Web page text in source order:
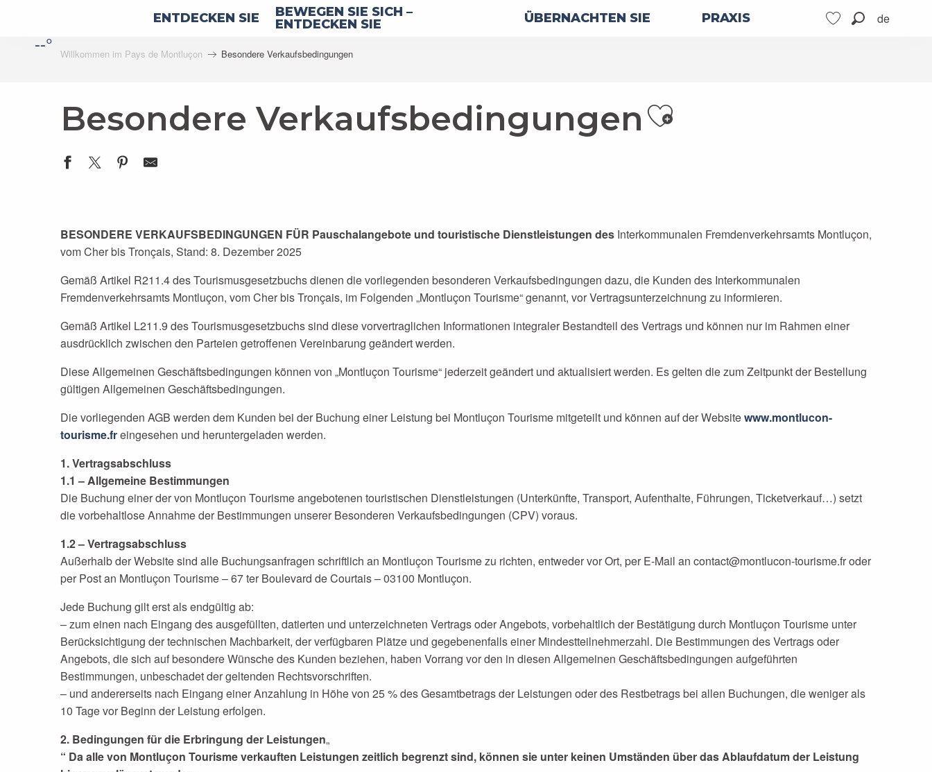
contenu
de
--°
ENTDECKEN SIE
BEWEGEN SIE SICH –
ENTDECKEN SIE
ÜBERNACHTEN SIE PRAXIS
Willkommen im Pays de Montluçon Besondere Verkaufsbedingungen
Besondere VerkaufsbedingungenAjouter aux
BESONDERE VERKAUFSBEDINGUNGEN FÜR Pauschalangebote und touristische Dienstleistungen des Interkommunalen Fremdenverkehrsamts Montluçon,
vom Cher bis Tronçais, Stand: 8. Dezember 2025
Gemäß Artikel R211.4 des Tourismusgesetzbuchs dienen die vorliegenden besonderen Verkaufsbedingungen dazu, die Kunden des Interkommunalen
Fremdenverkehrsamts Montluçon, vom Cher bis Tronçais, im Folgenden „Montluçon Tourisme“ genannt, vor Vertragsunterzeichnung zu informieren.
Gemäß Artikel L211.9 des Tourismusgesetzbuchs sind diese vorvertraglichen Informationen integraler Bestandteil des Vertrags und können nur im Rahmen einer
ausdrücklich zwischen den Parteien getroffenen Vereinbarung geändert werden.
Diese Allgemeinen Geschäftsbedingungen können von „Montluçon Tourisme“ jederzeit geändert und aktualisiert werden. Es gelten die zum Zeitpunkt der Bestellung
gültigen Allgemeinen Geschäftsbedingungen.
Die vorliegenden AGB werden dem Kunden bei der Buchung einer Leistung bei Montluçon Tourisme mitgeteilt und können auf der Websitewww.montlucon-
tourisme.freingesehen und heruntergeladen werden.
1. Vertragsabschluss
1.1 – Allgemeine Bestimmungen
Die Buchung einer der von Montluçon Tourisme angebotenen touristischen Dienstleistungen (Unterkünfte, Transport, Aufenthalte, Führungen, Ticketverkauf…) setzt
die vorbehaltlose Annahme der Bestimmungen unserer Besonderen Verkaufsbedingungen (CPV) voraus.
1.2 – Vertragsabschluss
Außerhalb der Website sind alle Buchungsanfragen schriftlich an Montluçon Tourisme zu richten, entweder vor Ort, per E-Mail an contact@montlucon-tourisme.fr oder
per Post an Montluçon Tourisme – 67 ter Boulevard de Courtais – 03100 Montluçon.
Jede Buchung gilt erst als endgültig ab:
– zum einen nach Eingang des ausgefüllten, datierten und unterzeichneten Vertrags oder Angebots, vorbehaltlich der Bestätigung durch Montluçon Tourisme unter
Berücksichtigung der technischen Machbarkeit, der verfügbaren Plätze und gegebenenfalls einer Mindestteilnehmerzahl. Die Bestimmungen des Vertrags oder
Angebots, die sich auf besondere Wünsche des Kunden beziehen, haben Vorrang vor den in diesen Allgemeinen Geschäftsbedingungen aufgeführten
Bestimmungen, unbeschadet der geltenden Rechtsvorschriften.
– und andererseits nach Eingang einer Anzahlung in Höhe von 25 % des Gesamtbetrags der Leistungen oder des Restbetrags bei allen Buchungen, die weniger als
10 Tage vor Beginn der Leistung erfolgen.
2. Bedingungen für die Erbringung der Leistungen„
“ Da alle von Montluçon Tourisme verkauften Leistungen zeitlich begrenzt sind, können sie unter keinen Umständen über das Ablaufdatum der Leistung